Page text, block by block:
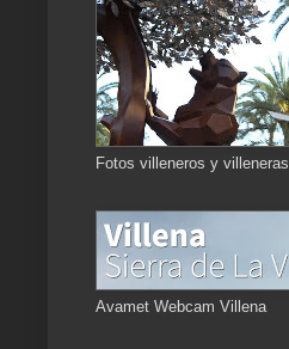
Fotos villeneros y villeneras
Avamet Webcam Villena